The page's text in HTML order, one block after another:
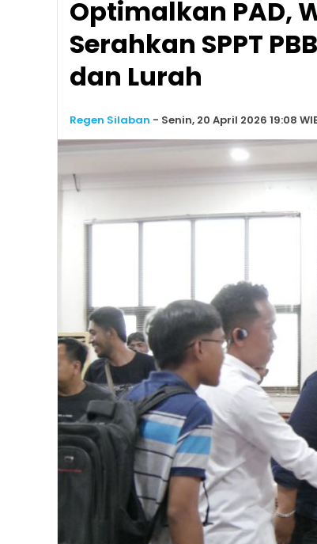
Optimalkan PAD,
Serahkan SPPT
dan Lurah
Regen Silaban - Senin, 20 April 2026 19:08